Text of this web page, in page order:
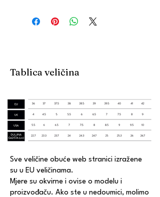
Tablica veličina
Sve veličine obuće web stranici izražene
su u EU veličinama.
Mjere su okvirne i ovise o modelu i
proizvođaču. Ako ste u nedoumici, molimo